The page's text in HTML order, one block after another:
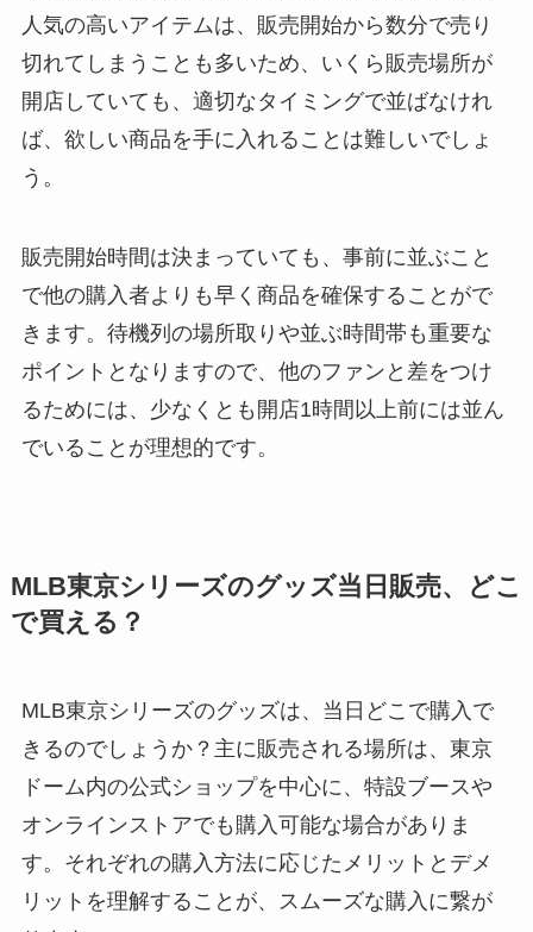
人気の高いアイテムは、販売開始から数分で売り
切れてしまうことも多いため、いくら販売場所が
開店していても、適切なタイミングで並ばなけれ
ば、欲しい商品を手に入れることは難しいでしょ
う。
販売開始時間は決まっていても、事前に並ぶこと
で他の購入者よりも早く商品を確保することがで
きます。待機列の場所取りや並ぶ時間帯も重要な
ポイントとなりますので、他のファンと差をつけ
るためには、少なくとも開店1時間以上前には並ん
でいることが理想的です。
MLB東京シリーズのグッズ当日販売、どこ
で買える？
MLB東京シリーズのグッズは、当日どこで購入で
きるのでしょうか？主に販売される場所は、東京
ドーム内の公式ショップを中心に、特設ブースや
オンラインストアでも購入可能な場合がありま
す。それぞれの購入方法に応じたメリットとデメ
リットを理解することが、スムーズな購入に繋が